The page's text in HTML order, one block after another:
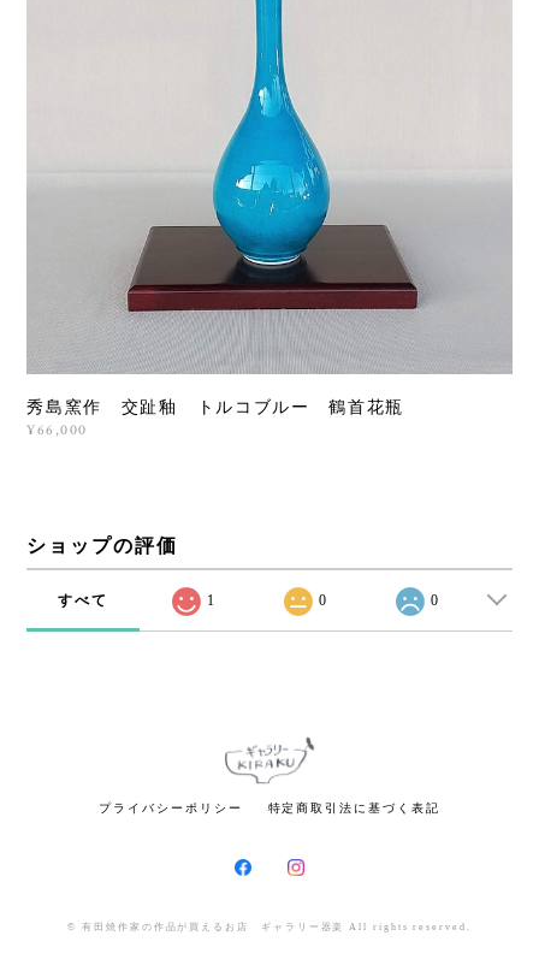
秀島窯作 交趾釉 トルコブルー 鶴首花瓶
¥66,000
ショップの評価
すべて 1 0 0
プライバシーポリシー 特定商取引法に基づく表記
© 有田焼作家の作品が買えるお店 ギャラリー器楽 All rights reserved.